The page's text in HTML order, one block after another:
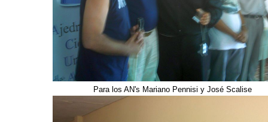
Para los AN's Mariano Pennisi y José Scalise